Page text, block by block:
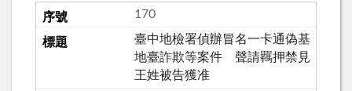
170
臺中地檢署偵辦冒名一卡通偽基
地臺詐欺等案件 聲請羈押禁見
王姓被告獲准